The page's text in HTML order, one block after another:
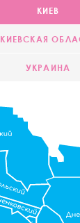
КИЕВ
КИЕВСКАЯ
УКРАИНА